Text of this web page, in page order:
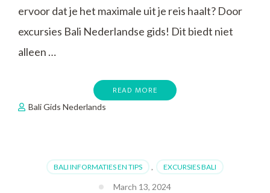
ervoor dat je het maximale uit je reis haalt? Door
excursies Bali Nederlandse gids! Dit biedt niet
alleen …
READ MORE
Bali Gids Nederlands
BALI INFORMATIES EN TIPS , EXCURSIES BALI
March 13, 2024